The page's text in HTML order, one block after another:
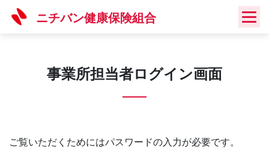
Skip
ニチバン健康保険組合
事業所担当者ログイン画面
ご覧いただくためにはパスワードの入力が必要です。